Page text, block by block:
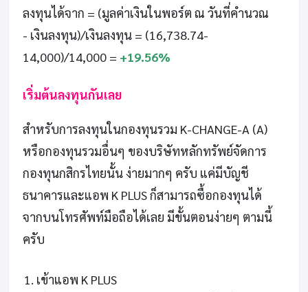
ลงทุนได้จาก = (มูลค่าเงินในพอร์ต ณ วันที่คำนวณ
- เงินลงทุน)/เงินลงทุน = (16,738.74-
14,000)/14,000 = +19.56%
เริ่มต้นลงทุนกันเลย
สำหรับการลงทุนในกองทุนรวม K-CHANGE-A (A)
หรือกองทุนรวมอื่นๆ ของบริษัทหลักทรัพย์จัดการ
กองทุนกสิกรไทยนั้น ง่ายมากๆ ครับ แค่มีบัญชี
ธนาคารและแอพ K PLUS ก็สามารถซื้อกองทุนได้
จากบนโทรศัพท์มือถือได้เลย มีขั้นตอนง่ายๆ ตามนี้
ครับ
เข้าแอพ K PLUS